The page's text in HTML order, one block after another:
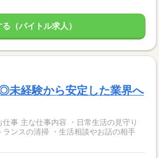
（バイトル求人）
未経験から安定した業界へ
事 主な仕事内容 ・日常生活の見守り
ランスの清掃 ・生活相談やお話の相手